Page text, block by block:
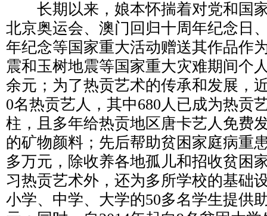
长期以来，娘本怀揣着对党和国
北京奥运会、澳门回归十周年纪念日
年纪念等国家重大活动赠送其作品作
震和玉树地震等国家重大灾难期间个
余元；为了热贡艺术的传承和发展，
0名热贡艺人，其中680人已成为热贡
柱，且多年给热贡地区唐卡艺人免费
的矿物颜料；先后帮助贫困家庭病重
多万元，除收养各地孤儿和招收贫困
习热贡艺术外，还为多所学校的基础
小学、中学、大学的50多名学生提供